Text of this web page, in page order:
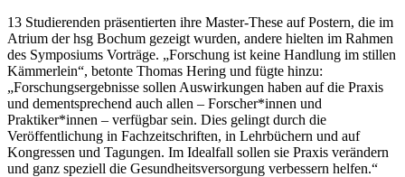
13 Studierenden präsentierten ihre Master-These auf Postern, die im
Atrium der hsg Bochum gezeigt wurden, andere hielten im Rahmen
des Symposiums Vorträge. „Forschung ist keine Handlung im stillen
Kämmerlein“, betonte Thomas Hering und fügte hinzu:
„Forschungsergebnisse sollen Auswirkungen haben auf die Praxis
und dementsprechend auch allen – Forscher*innen und
Praktiker*innen – verfügbar sein. Dies gelingt durch die
Veröffentlichung in Fachzeitschriften, in Lehrbüchern und auf
Kongressen und Tagungen. Im Idealfall sollen sie Praxis verändern
und ganz speziell die Gesundheitsversorgung verbessern helfen.“